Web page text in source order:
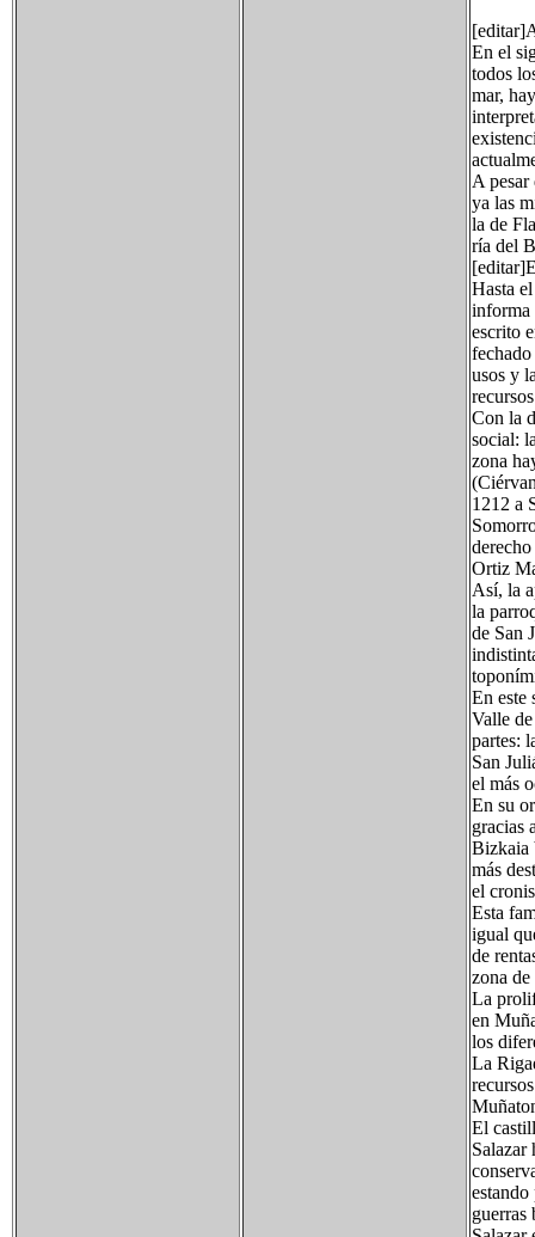
En el
todos
mar,
A pesar
ya las
la de
ría del
Hasta
informa
escrito
usos y
Con la
social:
zona
1212 a
Ortiz
Así, la
la
de San
En este
Valle
partes:
San
el más
En su
gracias
Bizkaia
más
el
Esta
igual
de
zona
La
en
los
La
El
Salazar
guerras